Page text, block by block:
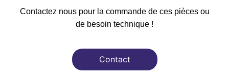
Contactez nous pour la commande de ces pièces ou
de besoin technique !
Contact